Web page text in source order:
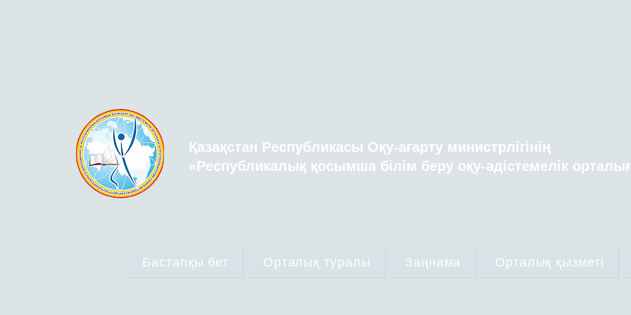
Қазақстан Республикасы Оқу-ағарту министрлігінің
«Республикалық қосымша білім беру оқу-әдістемелік
Бастапқы бет Орталық туралы Заңнама Орталық қызметі